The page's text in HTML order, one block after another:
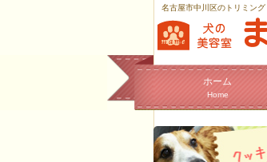
名古屋市中川区のトリミン
ホーム
Home